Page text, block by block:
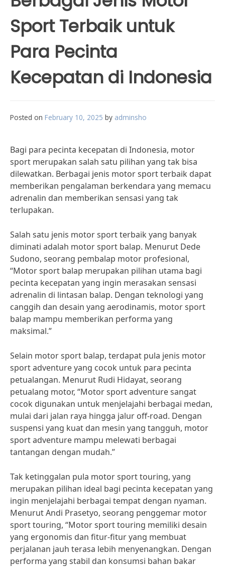
Sport Terbaik untuk
Para Pecinta
Kecepatan di Indonesia
Posted on February 10, 2025 by adminsho
Bagi para pecinta kecepatan di Indonesia, motor
sport merupakan salah satu pilihan yang tak bisa
dilewatkan. Berbagai jenis motor sport terbaik dapat
memberikan pengalaman berkendara yang memacu
adrenalin dan memberikan sensasi yang tak
terlupakan.
Salah satu jenis motor sport terbaik yang banyak
diminati adalah motor sport balap. Menurut Dede
Sudono, seorang pembalap motor profesional,
“Motor sport balap merupakan pilihan utama bagi
pecinta kecepatan yang ingin merasakan sensasi
adrenalin di lintasan balap. Dengan teknologi yang
canggih dan desain yang aerodinamis, motor sport
balap mampu memberikan performa yang
maksimal.”
Selain motor sport balap, terdapat pula jenis motor
sport adventure yang cocok untuk para pecinta
petualangan. Menurut Rudi Hidayat, seorang
petualang motor, “Motor sport adventure sangat
cocok digunakan untuk menjelajahi berbagai medan,
mulai dari jalan raya hingga jalur off-road. Dengan
suspensi yang kuat dan mesin yang tangguh, motor
sport adventure mampu melewati berbagai
tantangan dengan mudah.”
Tak ketinggalan pula motor sport touring, yang
merupakan pilihan ideal bagi pecinta kecepatan yang
ingin menjelajahi berbagai tempat dengan nyaman.
Menurut Andi Prasetyo, seorang penggemar motor
sport touring, “Motor sport touring memiliki desain
yang ergonomis dan fitur-fitur yang membuat
perjalanan jauh terasa lebih menyenangkan. Dengan
performa yang stabil dan konsumsi bahan bakar